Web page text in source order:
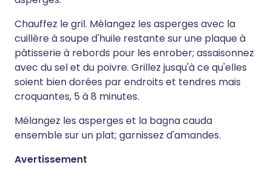
Chauffez le gril. Mélangez les asperges avec la
cuillère à soupe d'huile restante sur une plaque à
pâtisserie à rebords pour les enrober; assaisonnez
avec du sel et du poivre. Grillez jusqu'à ce qu'elles
soient bien dorées par endroits et tendres mais
croquantes, 5 à 8 minutes.
Mélangez les asperges et la bagna cauda
ensemble sur un plat; garnissez d'amandes.
Avertissement